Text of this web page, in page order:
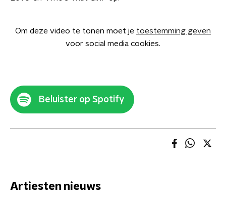
Om deze video te tonen moet je toestemming geven
voor social media cookies.
Beluister op Spotify
Artiesten nieuws